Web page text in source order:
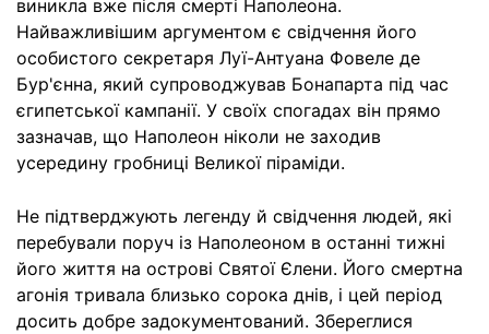
виникла вже після смерті Наполеона.
Найважливішим аргументом є свідчення його
особистого секретаря Луї-Антуана Фовеле де
Бур'єнна, який супроводжував Бонапарта під час
єгипетської кампанії. У своїх спогадах він прямо
зазначав, що Наполеон ніколи не заходив
усередину гробниці Великої піраміди.
Не підтверджують легенду й свідчення людей, які
перебували поруч із Наполеоном в останні тижні
його життя на острові Святої Єлени. Його смертна
агонія тривала близько сорока днів, і цей період
досить добре задокументований. Збереглися